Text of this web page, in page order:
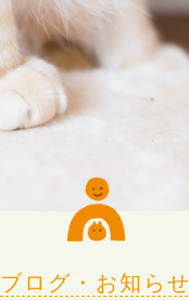
ブログ・お知らせ